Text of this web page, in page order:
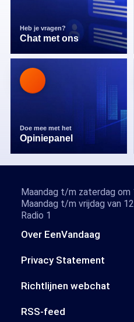
Heb je vragen?
Chat met ons
Doe mee met het
Opiniepanel
Over EenVandaag
Privacy Statement
Richtlijnen webchat
RSS-feed
Maandag t/m zaterdag om
Maandag t/m vrijdag van
Radio 1